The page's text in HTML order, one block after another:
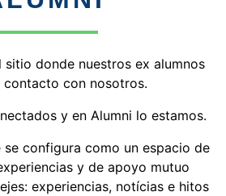
sitio donde nuestros ex alumnos
contacto con nosotros.
y en Alumni lo estamos.
se configura como un espacio de
y de apoyo mutuo
experiencias, notícias e hitos